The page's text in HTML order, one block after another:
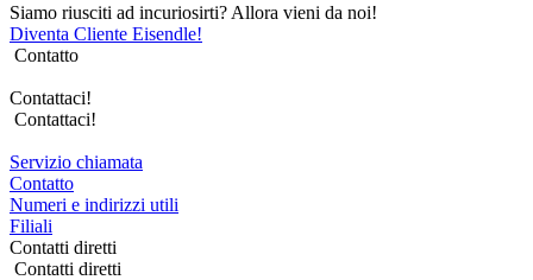
Siamo riusciti ad incuriosirti? Allora vieni da noi!
Diventa Cliente Eisendle!
Contatto
Contattaci!
Contattaci!
Servizio chiamata
Contatto
Numeri e indirizzi utili
Filiali
Contatti diretti
Contatti diretti